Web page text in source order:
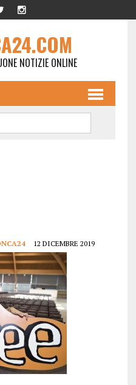
NOTIZIE ONLINE
12 DICEMBRE 2019